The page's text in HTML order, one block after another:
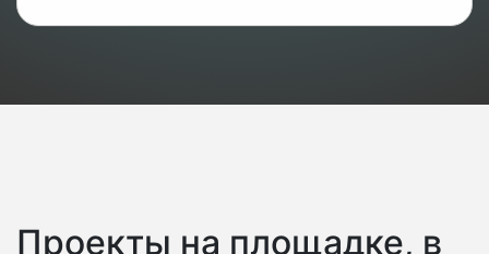
Проекты на площадке, в